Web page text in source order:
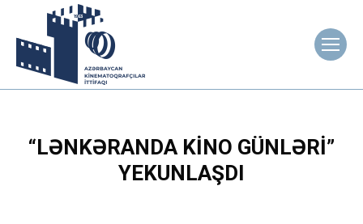
“LƏNKƏRANDA KINO GÜNLƏRI”
YEKUNLAŞDI